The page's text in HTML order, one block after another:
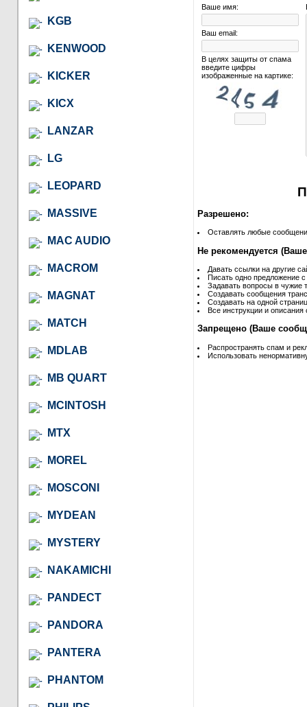
KGB
KENWOOD
KICKER
KICX
LANZAR
LG
LEOPARD
MASSIVE
MAC AUDIO
MACROM
MAGNAT
MATCH
MDLAB
MB QUART
MCINTOSH
MTX
MOREL
MOSCONI
MYDEAN
MYSTERY
NAKAMICHI
PANDECT
PANDORA
PANTERA
PHANTOM
Ваше имя:
Ваш email:
В целях защиты от спама
введите цифры
изображенные на картике:
Разрешено:
Оставлять любые
Не рекомендуется
Давать ссылки на другие
Писать одно предложение
Задавать вопросы в чужие
Создавать сообщения
Создавать на одной
Все инструкции и описания
Запрещено (Ваше
Распространять спам и
Использовать